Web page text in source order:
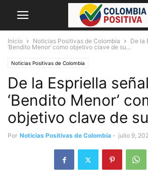
Inicio Noticias Positivas de Colombia
De la
‘Bendito Menor’ como objetivo clave de su...
Noticias Positivas de Colombia
De la Espriella
‘Bendito Menor’
objetivo clave de
Por Noticias Positivas de Colombia - julio 9,